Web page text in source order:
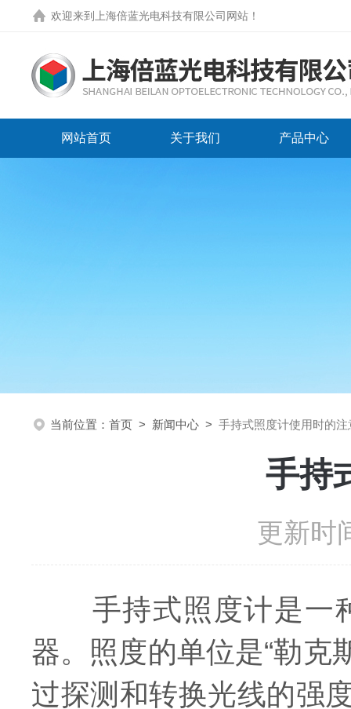
欢迎来到 上海倍蓝光电科技有限公司网站 ！
网站首页 关于我们 产品中心
当前位置： 首页 > 新闻中心 > 手持式照度计使用时的注
手持
更新时
手持式照度计是一种
器。照度的单位是“勒克
过探测和转换光线的强